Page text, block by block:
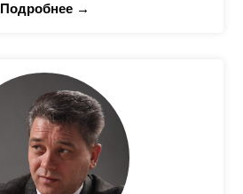
Подробнее →